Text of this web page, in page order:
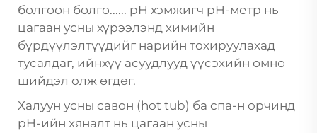
бөлгөөн бөлгө...... pH хэмжигч pH-метр нь
цагаан усны хүрээлэнд химийн
бүрдүүлэлтүүдийг нарийн тохируулахад
тусалдаг, ийнхүү асуудлууд үүсэхийн өмнө
шийдэл олж өгдөг.
Халуун усны савон (hot tub) ба спа-н орчинд
pH-ийн хяналт нь цагаан усны